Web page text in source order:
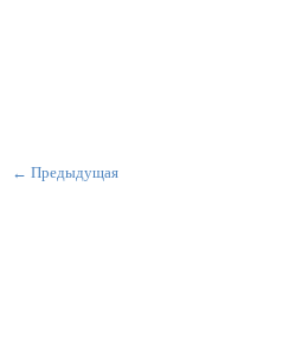
← Предыдущая